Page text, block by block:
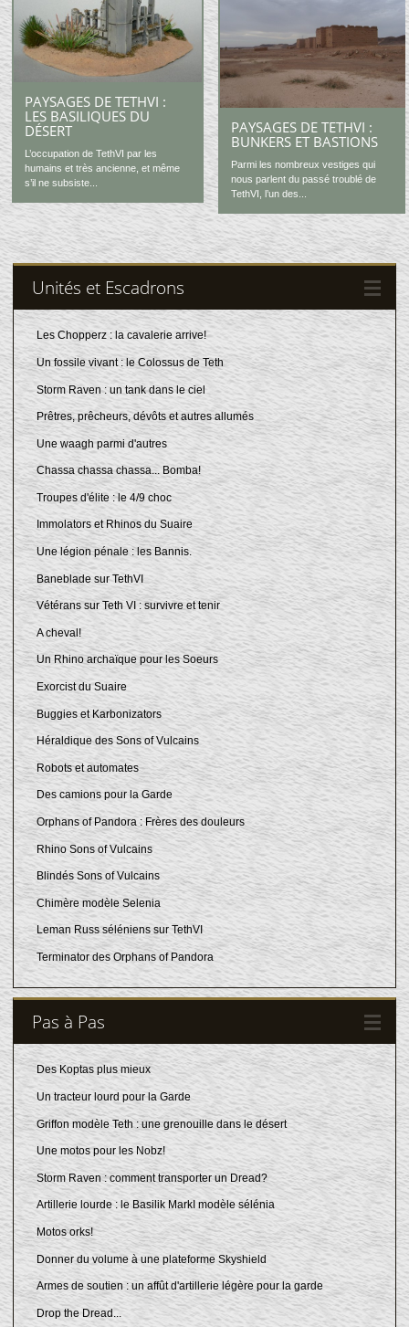
PAYSAGES DE TETHVI :
LES BASILIQUES DU
DÉSERT
L’occupation de TethVI par les
humains et très ancienne, et même
s’il ne subsiste...
PAYSAGES DE TETHVI :
BUNKERS ET BASTIONS
Parmi les nombreux vestiges qui
nous parlent du passé troublé de
TethVI, l’un des...
Unités et Escadrons
Les Chopperz : la cavalerie arrive!
Un fossile vivant : le Colossus de Teth
Storm Raven : un tank dans le ciel
Prêtres, prêcheurs, dévôts et autres allumés
Une waagh parmi d'autres
Chassa chassa chassa... Bomba!
Troupes d'élite : le 4/9 choc
Immolators et Rhinos du Suaire
Une légion pénale : les Bannis.
Baneblade sur TethVI
Vétérans sur Teth VI : survivre et tenir
A cheval!
Un Rhino archaïque pour les Soeurs
Exorcist du Suaire
Buggies et Karbonizators
Héraldique des Sons of Vulcains
Robots et automates
Des camions pour la Garde
Orphans of Pandora : Frères des douleurs
Rhino Sons of Vulcains
Blindés Sons of Vulcains
Chimère modèle Selenia
Leman Russ séléniens sur TethVI
Terminator des Orphans of Pandora
Pas à Pas
Des Koptas plus mieux
Un tracteur lourd pour la Garde
Griffon modèle Teth : une grenouille dans le désert
Une motos pour les Nobz!
Storm Raven : comment transporter un Dread?
Artillerie lourde : le Basilik MarkI modèle sélénia
Motos orks!
Donner du volume à une plateforme Skyshield
Armes de soutien : un affût d'artillerie légère pour la garde
Drop the Dread...